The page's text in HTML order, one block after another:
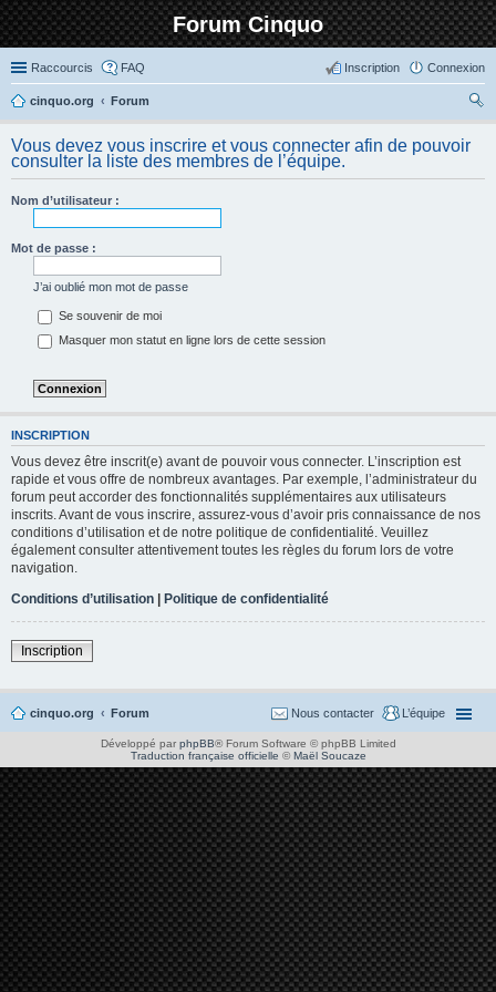
Forum Cinquo
Raccourcis FAQ Connexion
Inscription
cinquo.org
Forum
her
ch
Vous devez vous inscrire et vous connecter afin de pouvoir
consulter la liste des membres de l’équipe.
Nom d’utilisateur :
Mot de passe :
J’ai oublié mon mot de passe
Se souvenir de moi
Masquer mon statut en ligne lors de cette session
INSCRIPTION
Vous devez être inscrit(e) avant de pouvoir vous connecter. L’inscription est
rapide et vous offre de nombreux avantages. Par exemple, l’administrateur du
forum peut accorder des fonctionnalités supplémentaires aux utilisateurs
inscrits. Avant de vous inscrire, assurez-vous d’avoir pris connaissance de nos
conditions d’utilisation et de notre politique de confidentialité. Veuillez
également consulter attentivement toutes les règles du forum lors de votre
navigation.
Conditions d’utilisation | Politique de confidentialité
Inscription
cinquo.org Forum L’équipe
Nous contacter
Développé par phpBB® Forum Software © phpBB Limited
Traduction française officielle ©Maël Soucaze